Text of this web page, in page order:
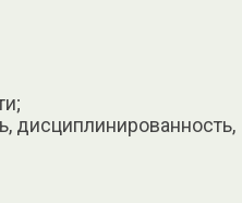
дисциплинированность,